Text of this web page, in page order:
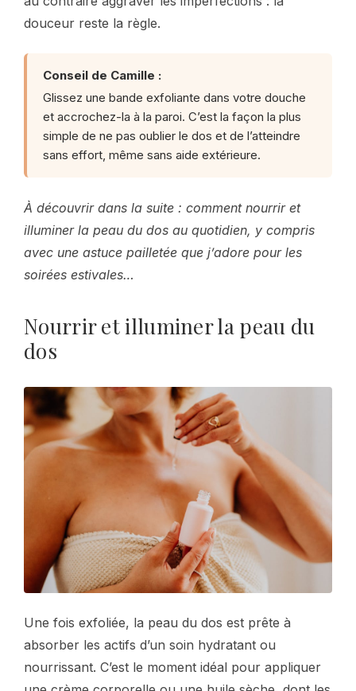
douceur reste la règle.
Conseil de Camille :
Glissez une bande exfoliante dans votre douche
et accrochez-la à la paroi. C’est la façon la plus
simple de ne pas oublier le dos et de l’atteindre
sans effort, même sans aide extérieure.
À découvrir dans la suite : comment nourrir et
illuminer la peau du dos au quotidien, y compris
avec une astuce pailletée que j’adore pour les
soirées estivales…
Nourrir et illuminer la peau du
dos
Une fois exfoliée, la peau du dos est prête à
absorber les actifs d’un soin hydratant ou
nourrissant. C’est le moment idéal pour appliquer